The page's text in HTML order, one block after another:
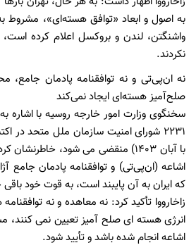
به اصول و ابعاد «توافق هسته‌ای»، مشروط
واشنگتن، لندن و بروکسل اعلام کرده است،
نکردند.
نه ان‌پی‌تی و نه توافقنامه پادمان جامع،
صلح‌آمیز هسته‌ای ایجاد نمی‌کند
سخنگوی وزارت امور خارجه روسیه با اشاره
با آبان ۱۴۰۳) منقضی می شود،
اشاعه (ان‌پی‌تی) و توافقنامه پادمان جامع
که ایران به آن پایبند است، به قوت خود
زاخارووا تأکید کرد: نه معاهده و نه
انرژی هسته ای صلح آمیز تعیین نمی کنند،
اشاعه انجام شده باشد و تأیید شود.